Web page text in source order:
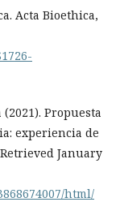
Acta Bioethica,
Propuesta
experiencia de
January
html/